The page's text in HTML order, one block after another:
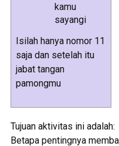
kamu
sayangi
Isilah hanya nomor 11
saja dan setelah itu
jabat tangan
pamongmu
Tujuan aktivitas ini adalah:
Betapa pentingnya